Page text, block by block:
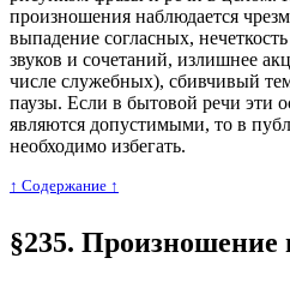
произношения наблюдается
выпадение согласных,
звуков и сочетаний, излишнее
числе служебных), сбивчивый
паузы. Если в бытовой речи эти
являются допустимыми, то в
необходимо избегать.
↑ Cодержание ↑
§235. Произношение